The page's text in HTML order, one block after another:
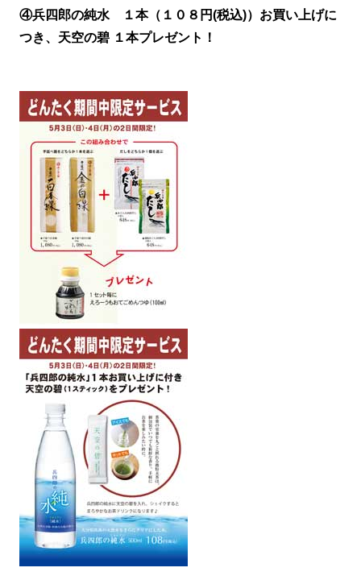
④兵四郎の純水 １本（１０８円(税込)）お買い上げに
つき、天空の碧 １本プレゼント！